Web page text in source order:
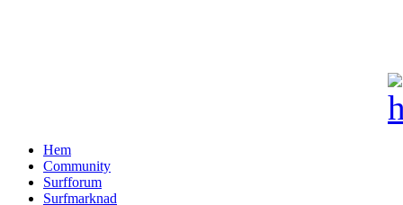
Hem
Community
Surfforum
Surfmarknad